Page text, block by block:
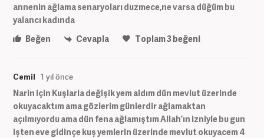
annenin ağlama senaryoları duzmece,ne varsa düğüm bu
yalancı kadında
Beğen
Cevapla Toplam3beğeni
Cemil 1 yıl önce
Narin için Kuşlarla değişik yem aldım dün mevlut üzerinde
okuyacaktım ama gözlerim günlerdir ağlamaktan
açılmıyordu ama dün fena ağlamıştım Allah’ın izniyle bu gun
işten eve gidinçe kuş yemlerin üzerinde mevlut okuyacem 4